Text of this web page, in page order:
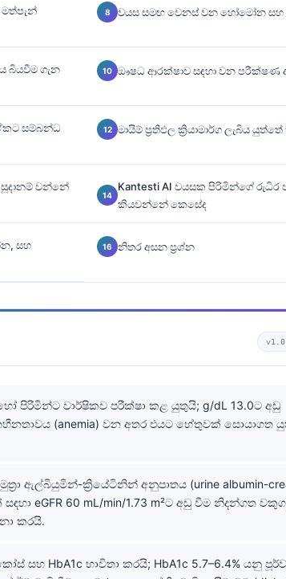
වයස සමඟ වෙනස් වන හෝමෝන
බියවීම ගැන
ඖෂධ ආරක්ෂාව සඳහා වන පරීක්ෂණ
සම්බන්ධ
මායිම් ප්‍රතිඵල ක්‍රියාමාර්ග ලැබිය යුත්තේ
වන්නේ
Kantesti AI වයසක පිරිමින්ගේ රුධිර
කියවන්නේ කෙසේද
සහ
නිතර අසන ප්‍රශ්න
පිරිමින්ට වාර්ෂිකව පරීක්ෂා කළ යුතුයි; g/dL 13.0ට අඩු
(anemia) වන අතර එයට හේතුවක් සොයාගත
මුත්‍රා ඇල්බියුමින්-ක්‍රියේටිනින් අනුපාතය (urine albumin-
eGFR 60 mL/min/1.73 m²ට අඩු වීම නිදන්ගත
කරයි.
සහ HbA1c භාවිතා කරයි; HbA1c 5.7–6.4% යනු පූර්ව